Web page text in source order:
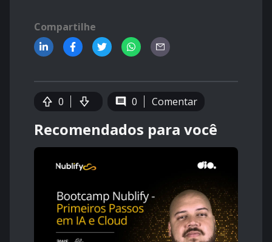
Compartilhe
0 0 Comentar
Recomendados para você